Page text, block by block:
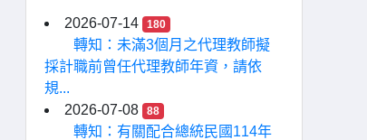
2026-07-14 180
轉知：未滿3個月之代理教師擬
採計職前曾任代理教師年資，請依
規...
2026-07-08
88
轉知：有關配合總統民國114年